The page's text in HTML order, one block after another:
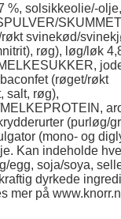
%, solsikkeolie/-olje,
svinekød/
røg), løg/løk
(røget/røkt
salt, røg),
(purløg/
(mono- og
Kan indeholde
egg, soja/soya,
dyrkede
mer på